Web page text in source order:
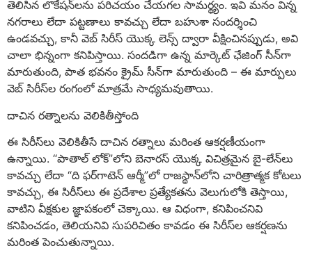
తెలిసిన లొకేషన్‌లను పరిచయం చేయగల సామర్థ్యం. ఇవి మనం విన్న
నగరాలు లేదా పట్టణాలు కావచ్చు లేదా బహుశా సందర్శించి
ఉండవచ్చు, కానీ వెబ్ సిరీస్ యొక్క లెన్స్ ద్వారా వీక్షించినప్పుడు, అవి
చాలా భిన్నంగా కనిపిస్తాయి. సందడిగా ఉన్న మార్కెట్ ఛేజింగ్ సీన్‌గా
మారుతుంది, పాత భవనం క్రైమ్ సీన్‌గా మారుతుంది – ఈ మార్పులు
వెబ్ సిరీస్‌ల రంగంలో మాత్రమే సాధ్యమవుతాయి.
దాచిన రత్నాలను వెలికితీస్తోంది
ఈ సిరీస్‌లు వెలికితీసే దాచిన రత్నాలు మరింత ఆకర్షణీయంగా
ఉన్నాయి. “పాతాల్ లోక్”లోని బెనారస్ యొక్క విచిత్రమైన బై-లేన్‌లు
కావచ్చు లేదా “ది ఫర్‌గాటెన్ ఆర్మీ”లో రాజస్థాన్‌లోని చారిత్రాత్మక కోటలు
కావచ్చు, ఈ సిరీస్‌లు ఈ ప్రదేశాల ప్రత్యేకతను వెలుగులోకి తెస్తాయి,
వాటిని వీక్షకుల జ్ఞాపకంలో చెక్కాయి. ఆ విధంగా, కనిపించనివి
కనిపించడం, తెలియనివి సుపరిచితం కావడం ఈ సిరీస్‌ల ఆకర్షణను
మరింత పెంచుతున్నాయి.